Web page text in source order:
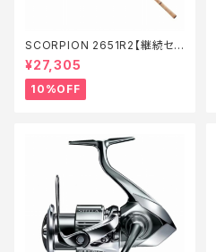
SCORPION 2651R2【継続セ
ール_ロッド】【10】
¥27,305
10%OFF